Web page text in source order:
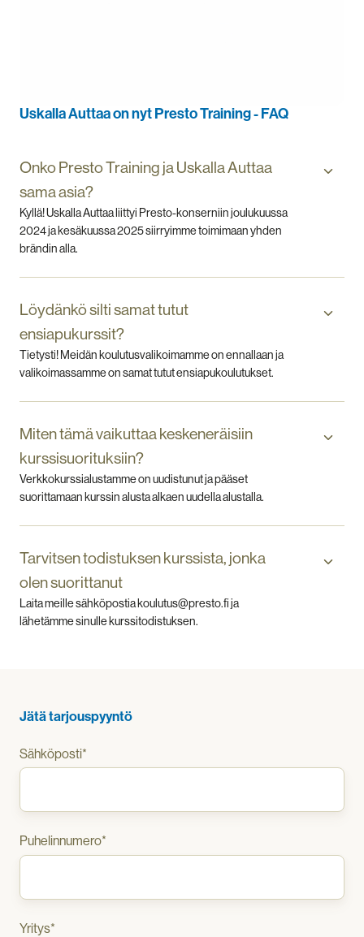
Uskalla Auttaa on nyt Presto Training - FAQ
Onko Presto Training ja Uskalla Auttaa
sama asia?
Kyllä! Uskalla Auttaa liittyi Presto-konserniin joulukuussa
2024 ja kesäkuussa 2025 siirryimme toimimaan yhden
brändin alla.
Löydänkö silti samat tutut
ensiapukurssit?
Tietysti! Meidän koulutusvalikoimamme on ennallaan ja
valikoimassamme on samat tutut ensiapukoulutukset.
Miten tämä vaikuttaa keskeneräisiin
kurssisuorituksiin?
Verkkokurssialustamme on uudistunut ja pääset
suorittamaan kurssin alusta alkaen uudella alustalla.
Tarvitsen todistuksen kurssista, jonka
olen suorittanut
Laita meille sähköpostia koulutus@presto.fi ja
lähetämme sinulle kurssitodistuksen.
Jätä tarjouspyyntö
Sähköposti*
Puhelinnumero*
Yritys*